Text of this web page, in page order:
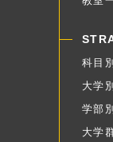
科目
大学
学部
大学